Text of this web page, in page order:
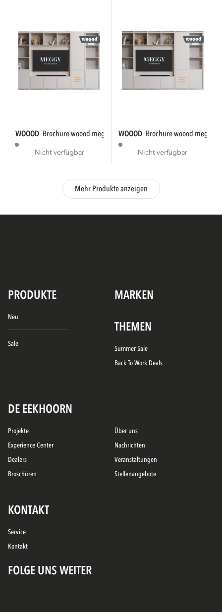
WOOOD brochure woood meggy 2025 en - 50...
Nicht verfügbar
WOOOD brochure woood meggy
Nicht verfügbar
Mehr Produkte anzeigen
PRODUKTE MARKEN
Neu
Sale
THEMEN
Summer Sale
Back To Work Deals
DE EEKHOORN
Projekte
Experience Center
Dealers
Broschüren
Über uns
Nachrichten
Veranstaltungen
Stellenangebote
KONTAKT
Service
Kontakt
FOLGE UNS WEITER